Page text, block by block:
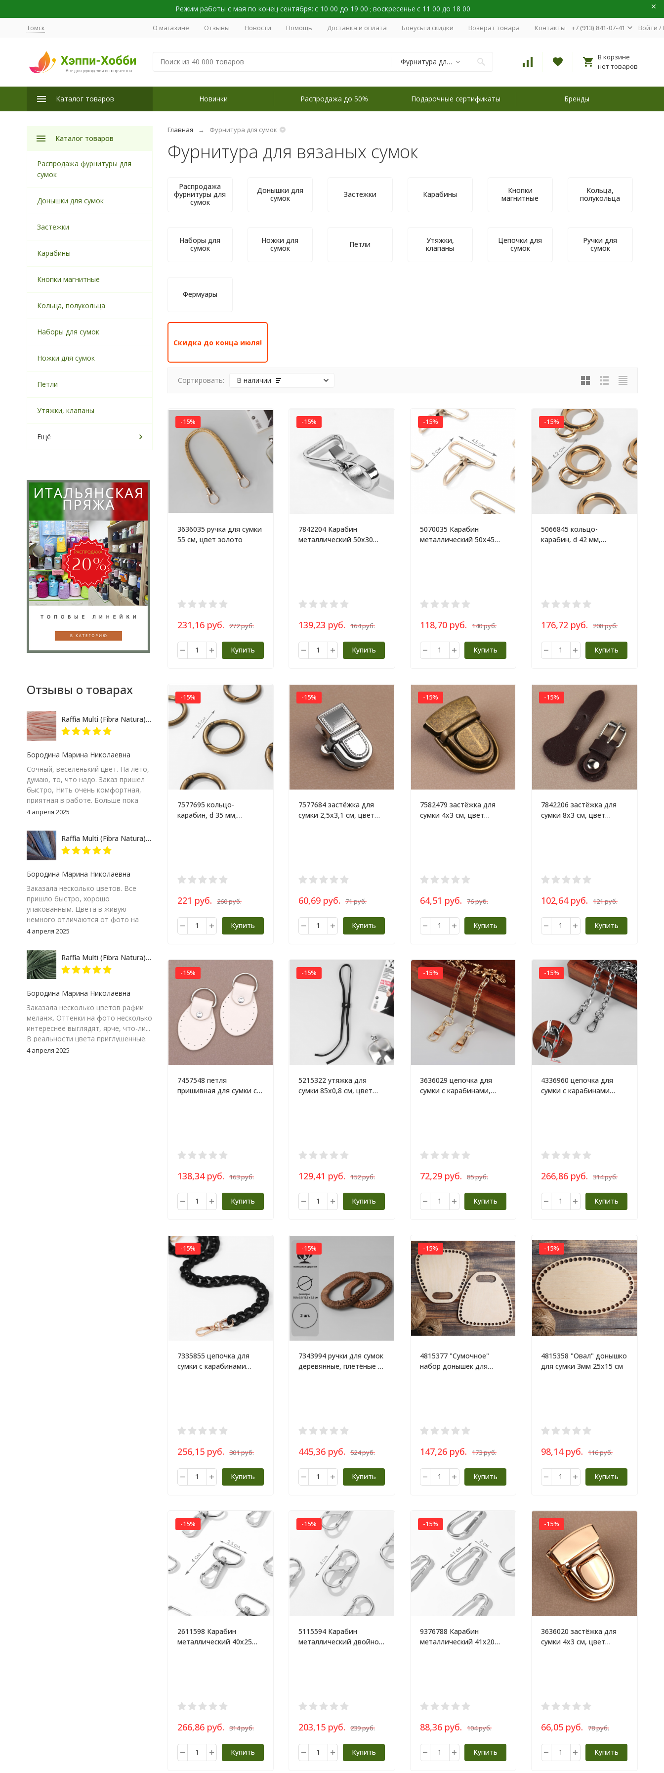
Режим работы с мая по конец сентября: с 10 00 до 19 00 ; воскресенье с 11 00 до 18 00
Томск О магазине Отзывы Новости Помощь Доставка и оплата Бонусы и скидки Возврат товара Контакты +7 (913) 841-07-41 Войти /
Фурнитура для сумок
В корзине
нет товаров
Каталог товаров Новинки Распродажа до 50% Подарочные сертификаты Бренды
Главная Фурнитура для сумок
Фурнитура для вязаных сумок
Распродажа
фурнитуры для
сумок
Донышки для
сумок
Застежки Карабины
Кнопки
магнитные
Кольца,
полукольца
Наборы для
сумок
Ножки для
сумок
Петли
Утяжки,
клапаны
Цепочки для
сумок
Ручки для
сумок
Фермуары
Скидка до конца июля!
Сортировать: В наличии
-15%
3636035 ручка для сумки
55 см, цвет золото
231,16 руб. 272 руб.
Купить
-15%
7842204 Карабин
металлический 50х30
139,23 руб. 164 руб.
Купить
-15%
5070035 Карабин
металлический 50х45
118,70 руб. 140 руб.
Купить
-15%
5066845 кольцо-
карабин, d 42 мм,
176,72 руб. 208 руб.
Купить
-15%
7577695 кольцо-
карабин, d 35 мм,
221 руб. 260 руб.
Купить
-15%
7577684 застёжка для
сумки 2,5х3,1 см, цвет
60,69 руб. 71 руб.
Купить
-15%
7582479 застёжка для
сумки 4х3 см, цвет
64,51 руб. 76 руб.
Купить
-15%
7842206 застёжка для
сумки 8х3 см, цвет
102,64 руб. 121 руб.
Купить
-15%
7457548 петля
пришивная для сумки с
138,34 руб. 163 руб.
Купить
-15%
5215322 утяжка для
сумки 85х0,8 см, цвет
129,41 руб. 152 руб.
Купить
-15%
3636029 цепочка для
сумки с карабинами,
72,29 руб. 85 руб.
Купить
-15%
4336960 цепочка для
сумки с карабинами
266,86 руб. 314 руб.
Купить
-15%
7335855 цепочка для
сумки с карабинами
256,15 руб. 301 руб.
Купить
-15%
7343994 ручки для сумок
деревянные, плетёные d
445,36 руб. 524 руб.
Купить
-15%
4815377 "Сумочное"
набор донышек для
147,26 руб. 173 руб.
Купить
-15%
4815358 "Овал" донышко
для сумки 3мм 25х15 см
98,14 руб. 116 руб.
Купить
-15%
2611598 Карабин
металлический 40х25
266,86 руб. 314 руб.
Купить
-15%
5115594 Карабин
металлический двойной
203,15 руб. 239 руб.
Купить
-15%
9376788 Карабин
металлический 41х20
88,36 руб. 104 руб.
Купить
-15%
3636020 застёжка для
сумки 4х3 см, цвет
66,05 руб. 78 руб.
Купить
Каталог товаров
Распродажа фурнитуры для
сумок
Донышки для сумок
Застежки
Карабины
Кнопки магнитные
Кольца, полукольца
Наборы для сумок
Ножки для сумок
Петли
Утяжки, клапаны
Ещё
Отзывы о товарах
Raffia Multi (Fibra Natura) 117-17 розово-кремовый меланж, пряжа 35г
Бородина Марина Николаевна
Сочный, веселенький цвет. На лето,
думаю, то, что надо. Заказ пришел
быстро, Нить очень комфортная,
приятная в работе. Больше пока
сказать не могу – посмотрим на
пятерку и товару и продавцу за
качество сопровождения заказа!
4 апреля 2025
Raffia Multi (Fibra Natura) 117-07 сине-серый, пряжа 35г
Бородина Марина Николаевна
Заказала несколько цветов. Все
пришло быстро, хорошо
упакованным. Цвета в живую
немного отличаются от фото на
экране компьютера, но мне
Думаю, изделие получится
интересным
4 апреля 2025
Raffia Multi (Fibra Natura) 117-24 зеленый меланж, пряжа 35г
Бородина Марина Николаевна
Заказала несколько цветов рафии
меланж. Оттенки на фото несколько
интереснее выглядят, ярче, что-ли...
В реальности цвета приглушенные.
Цвет 117-24, зеленый меланж. Мне
4 апреля 2025